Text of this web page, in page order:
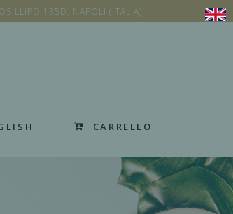
135D, NAPOLI (ITALIA)
CARRELLO